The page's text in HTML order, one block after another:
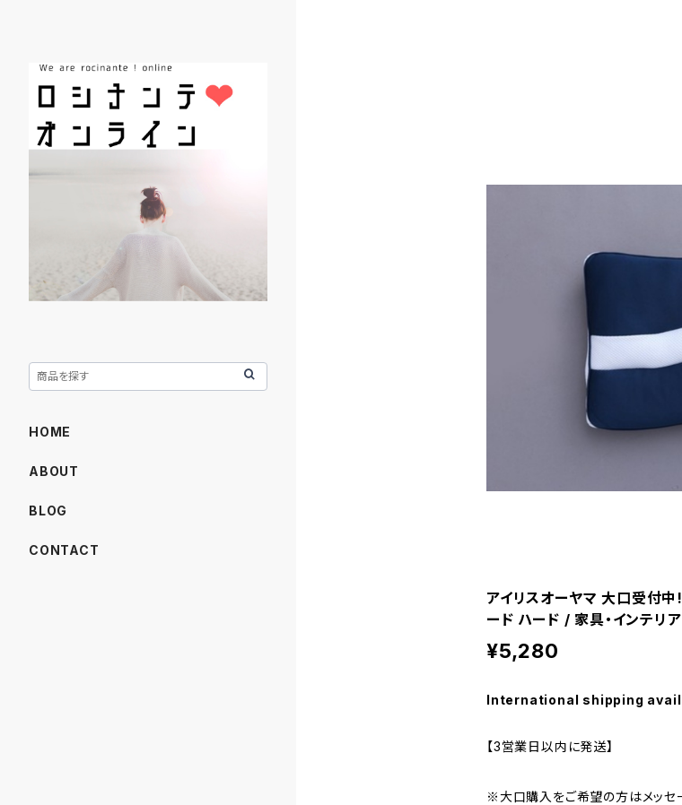
アイリスオーヤマ 大口受付中
ード ハード / 家具・インテリ
¥5,280
International shipping
【3営業日以内に発送】
※大口購入をご希望の方はメッセ
HOME
ABOUT
BLOG
CONTACT